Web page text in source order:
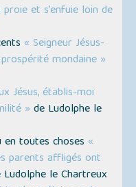
et s’enfuie loin de
« Seigneur Jésus-
mondaine »
Jésus, établis-moi
» de Ludolphe le
toutes choses «
parents affligés ont
Ludolphe le Chartreux